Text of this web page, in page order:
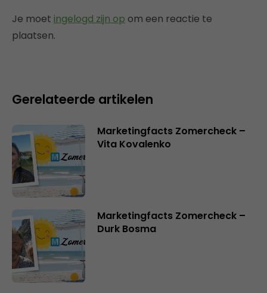
Je moet ingelogd zijn op om een reactie te
plaatsen.
Gerelateerde artikelen
Marketingfacts Zomercheck –
Vita Kovalenko
Marketingfacts Zomercheck –
Durk Bosma